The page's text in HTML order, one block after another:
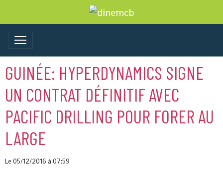
GUINÉE: HYPERDYNAMICS SIGNE
UN CONTRAT DÉFINITIF AVEC
PACIFIC DRILLING POUR FORER AU
LARGE
Le 05/12/2016 à 07:59